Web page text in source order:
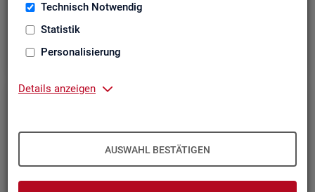
Technisch Notwendig
Statistik
Personalisierung
Details anzeigen
AUSWAHL BESTÄTIGEN